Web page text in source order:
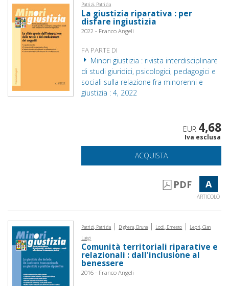
Patrizi, Patrizia
La giustizia riparativa : per
disfare ingiustizia
2022 - Franco Angeli
FA PARTE DI
Minori giustizia : rivista interdisciplinare
di studi giuridici, psicologici, pedagogici e
sociali sulla relazione fra minorenni e
giustizia : 4, 2022
EUR 4,68
Iva esclusa
ACQUISTA
PDF A
ARTICOLO
Patrizi, Patrizia | Dighera, Bruna | Lodi, Ernesto |
Lepri, Gian
Luigi
Comunità territoriali riparative e
relazionali : dall'inclusione al
benessere
2016 - Franco Angeli